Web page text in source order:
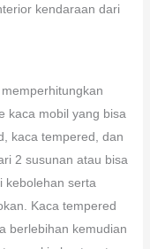
kendaraan dari
kaca mobil yang bisa
kaca tempered, dan
2 susunan atau bisa
kebolehan serta
Kaca tempered
berlebihan kemudian